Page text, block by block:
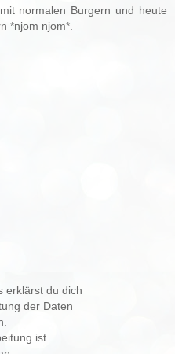
normalen Burgern und heute
*njom njom*.
erklärst du dich
der Daten
ist